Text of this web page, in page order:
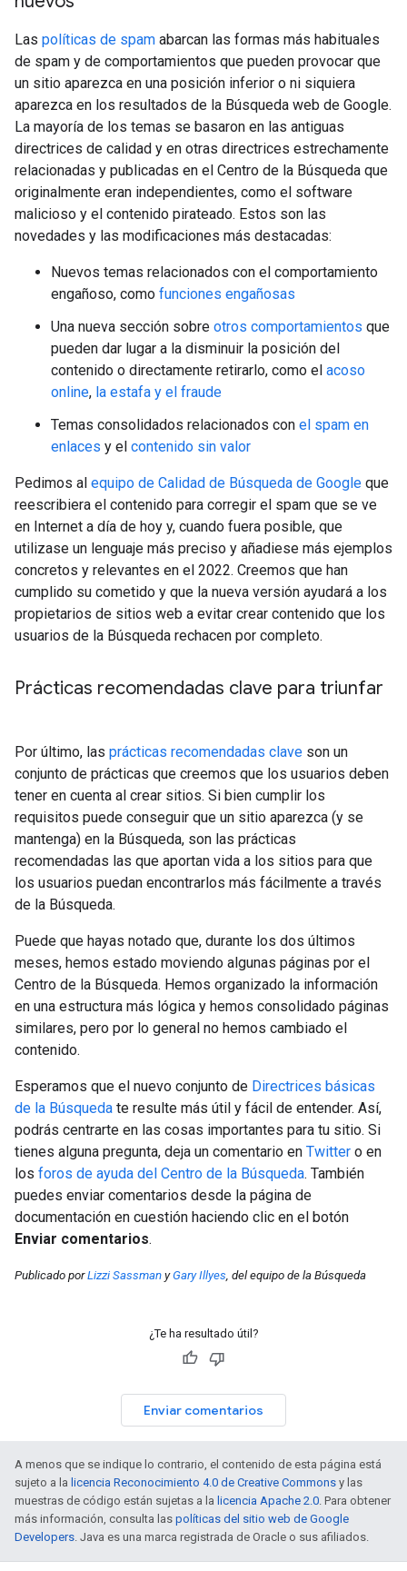
Las políticas de spam abarcan las formas más habituales
de spam y de comportamientos que pueden provocar que
un sitio aparezca en una posición inferior o ni siquiera
aparezca en los resultados de la Búsqueda web de Google.
La mayoría de los temas se basaron en las antiguas
directrices de calidad y en otras directrices estrechamente
relacionadas y publicadas en el Centro de la Búsqueda que
originalmente eran independientes, como el software
malicioso y el contenido pirateado. Estos son las
novedades y las modificaciones más destacadas:
Nuevos temas relacionados con el comportamiento
engañoso, como funciones engañosas
Una nueva sección sobre otros comportamientos que
pueden dar lugar a la disminuir la posición del
contenido o directamente retirarlo, como el acoso
online, la estafa y el fraude
Temas consolidados relacionados con el spam en
enlaces y el contenido sin valor
Pedimos al equipo de Calidad de Búsqueda de Google que
reescribiera el contenido para corregir el spam que se ve
en Internet a día de hoy y, cuando fuera posible, que
utilizase un lenguaje más preciso y añadiese más ejemplos
concretos y relevantes en el 2022. Creemos que han
cumplido su cometido y que la nueva versión ayudará a los
propietarios de sitios web a evitar crear contenido que los
usuarios de la Búsqueda rechacen por completo.
Prácticas recomendadas clave para triunfar
Por último, las prácticas recomendadas clave son un
conjunto de prácticas que creemos que los usuarios deben
tener en cuenta al crear sitios. Si bien cumplir los
requisitos puede conseguir que un sitio aparezca (y se
mantenga) en la Búsqueda, son las prácticas
recomendadas las que aportan vida a los sitios para que
los usuarios puedan encontrarlos más fácilmente a través
de la Búsqueda.
Puede que hayas notado que, durante los dos últimos
meses, hemos estado moviendo algunas páginas por el
Centro de la Búsqueda. Hemos organizado la información
en una estructura más lógica y hemos consolidado páginas
similares, pero por lo general no hemos cambiado el
contenido.
Esperamos que el nuevo conjunto de Directrices básicas
de la Búsqueda te resulte más útil y fácil de entender. Así,
podrás centrarte en las cosas importantes para tu sitio. Si
tienes alguna pregunta, deja un comentario en Twitter o en
los foros de ayuda del Centro de la Búsqueda. También
puedes enviar comentarios desde la página de
documentación en cuestión haciendo clic en el botón
Enviar comentarios.
Publicado porLizzi Sassman yGary Illyes , del equipo de la Búsqueda
¿Te ha resultado útil?
Enviar comentarios
A menos que se indique lo contrario, el contenido de esta página está
sujeto a la licencia Reconocimiento 4.0 de Creative Commons y las
muestras de código están sujetas a la licencia Apache 2.0 . Para obtener
más información, consulta las políticas del sitio web de Google
Developers . Java es una marca registrada de Oracle o sus afiliados.